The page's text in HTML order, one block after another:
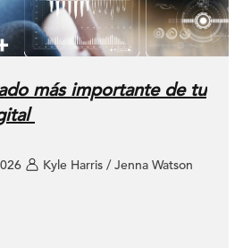
más importante de tu
Kyle Harris / Jenna Watson